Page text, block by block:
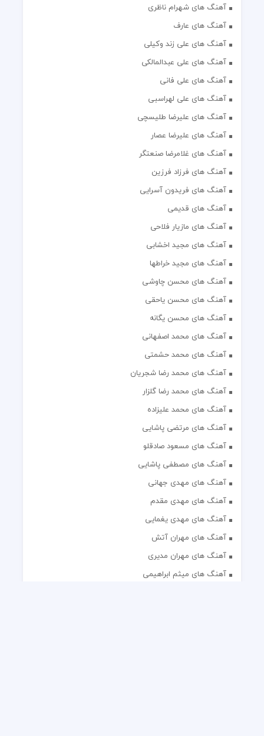
آهنگ های شهرام ناظری
آهنگ های عارف
آهنگ های علی زند وکیلی
آهنگ های علی عبدالمالکی
آهنگ های علی فانی
آهنگ های علی لهراسبی
آهنگ های علیرضا طلیسچی
آهنگ های علیرضا عصار
آهنگ های غلامرضا صنعتگر
آهنگ های فرزاد فرزین
آهنگ های فریدون آسرایی
آهنگ های قدیمی
آهنگ های مازیار فلاحی
آهنگ های مجید اخشابی
آهنگ های مجید خراطها
آهنگ های محسن چاوشی
آهنگ های محسن یاحقی
آهنگ های محسن یگانه
آهنگ های محمد اصفهانی
آهنگ های محمد حشمتی
آهنگ های محمد رضا شجریان
آهنگ های محمد رضا گلزار
آهنگ های محمد علیزاده
آهنگ های مرتضی پاشایی
آهنگ های مسعود صادقلو
آهنگ های مصطفی پاشایی
آهنگ های مهدی جهانی
آهنگ های مهدی مقدم
آهنگ های مهدی یغمایی
آهنگ های مهران آتش
آهنگ های مهران مدیری
آهنگ های میثم ابراهیمی